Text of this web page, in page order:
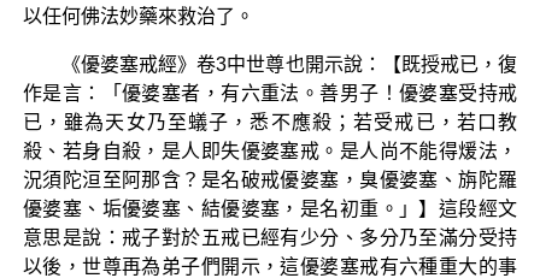
以任何佛法妙藥來救治了。
《優婆塞戒經》卷3中世尊也開示說：【既授戒已，復
作是言：「優婆塞者，有六重法。善男子！優婆塞受持戒
已，雖為天女乃至蟻子，悉不應殺；若受戒已，若口教
殺、若身自殺，是人即失優婆塞戒。是人尚不能得煖法，
況須陀洹至阿那含？是名破戒優婆塞，臭優婆塞、旃陀羅
優婆塞、垢優婆塞、結優婆塞，是名初重。」】這段經文
意思是說：戒子對於五戒已經有少分、多分乃至滿分受持
以後，世尊再為弟子們開示，這優婆塞戒有六種重大的事